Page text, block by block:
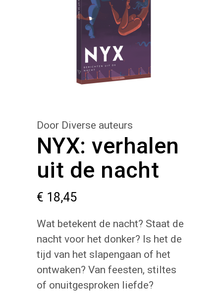
Door Diverse auteurs
NYX: verhalen
uit de nacht
€ 18,45
Wat betekent de nacht? Staat de
nacht voor het donker? Is het de
tijd van het slapengaan of het
ontwaken? Van feesten, stiltes
of onuitgesproken liefde?